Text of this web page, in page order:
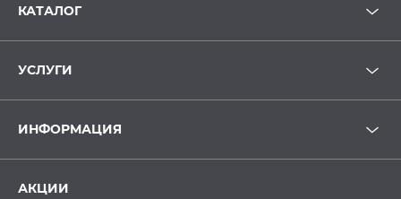
КАТАЛОГ
УСЛУГИ
ИНФОРМАЦИЯ
АКЦИИ